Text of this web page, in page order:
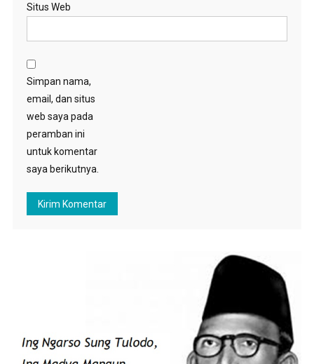
Situs Web
Simpan nama,
email, dan situs
web saya pada
peramban ini
untuk komentar
saya berikutnya.